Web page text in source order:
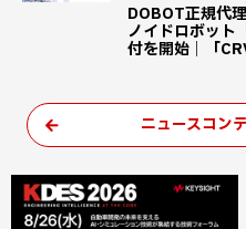
DOBOT正規代
ノイドロボット
付を開始｜「
ニュースコン